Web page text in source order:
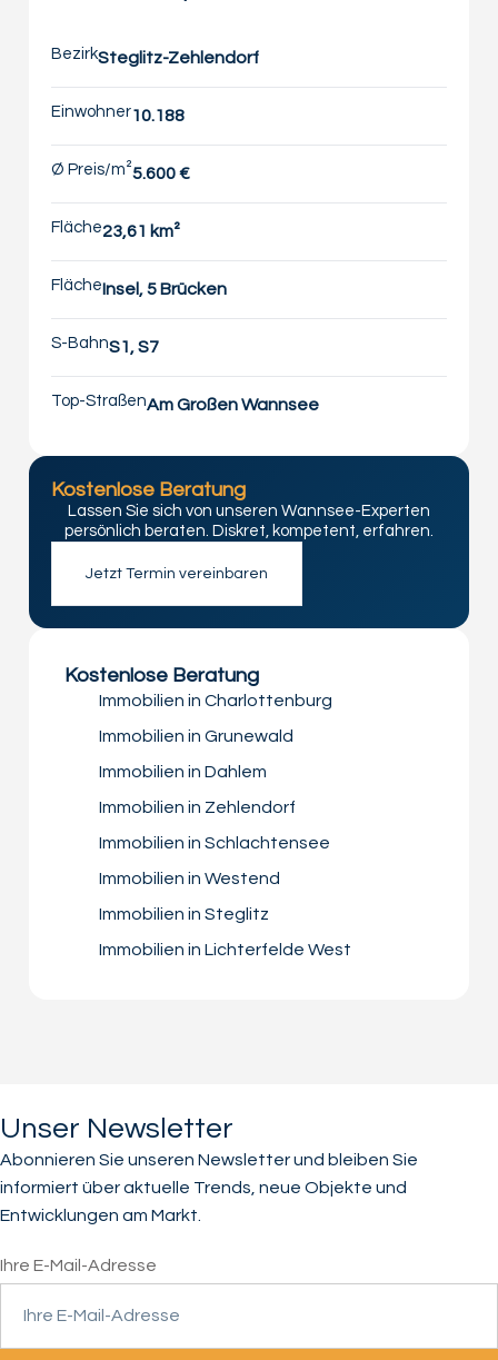
BezirkSteglitz-Zehlendorf
Einwohner10.188
Ø Preis/m²5.600 €
Fläche23,61 km²
FlächeInsel, 5 Brücken
S-BahnS1, S7
Top-StraßenAm Großen Wannsee
Kostenlose Beratung
Lassen Sie sich von unseren Wannsee-Experten
persönlich beraten. Diskret, kompetent, erfahren.
Jetzt Termin vereinbaren
Kostenlose Beratung
Immobilien in Charlottenburg
Immobilien in Grunewald
Immobilien in Dahlem
Immobilien in Zehlendorf
Immobilien in Schlachtensee
Immobilien in Westend
Immobilien in Steglitz
Immobilien in Lichterfelde West
Unser Newsletter
Abonnieren Sie unseren Newsletter und bleiben Sie
informiert über aktuelle Trends, neue Objekte und
Entwicklungen am Markt.
Ihre E-Mail-Adresse